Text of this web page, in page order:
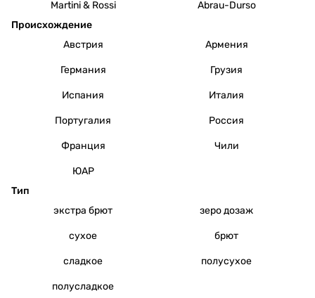
Martini & Rossi
Abrau-Durso
Происхождение
Австрия
Армения
Германия Грузия
Испания Италия
Португалия Россия
Франция Чили
ЮАР
Тип
экстра брют
зеро дозаж
сухое брют
сладкое полусухое
полусладкое